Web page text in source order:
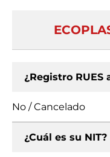
¿Registro RUES
No / Cancelado
¿Cuál es su NIT?